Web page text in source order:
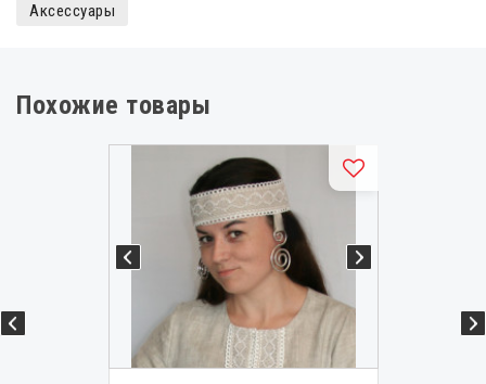
Аксессуары
Похожие товары